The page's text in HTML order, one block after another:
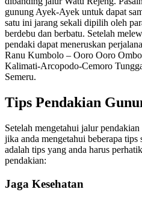
gunung Ayek-Ayek untuk dapat
satu ini jarang sekali dipilih oleh
berdebu dan berbatu. Setelah
pendaki dapat meneruskan
Ranu Kumbolo – Ooro Ooro
Kalimati-Arcopodo-Cemoro
Semeru.
Tips Pendakian
Setelah mengetahui jalur
jika anda mengetahui beberapa
adalah tips yang anda harus
pendakian:
Jaga Kesehatan